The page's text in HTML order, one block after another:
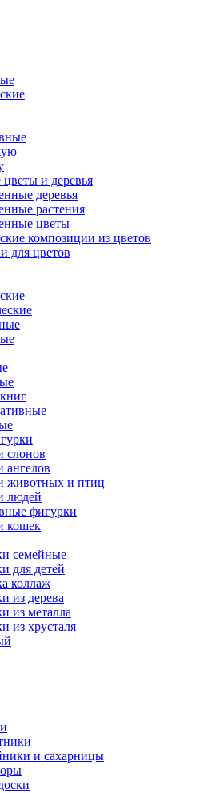
и деревья
деревья
растения
цветы
композиции из цветов
для цветов
слонов
ангелов
животных и птиц
людей
фигурки
кошек
семейные
для детей
коллаж
из дерева
из металла
из хрусталя
и сахарницы